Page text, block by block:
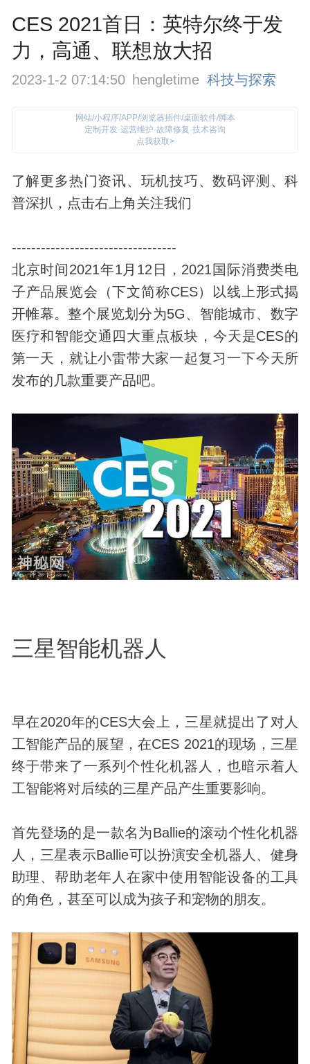
CES 2021首日：英特尔终于发
力，高通、联想放大招
2023-1-2 07:14:50 hengletime 科技与探索
网站/小程序/APP/浏览器插件/桌面软件/脚本
定制开发·运营维护·故障修复·技术咨询
点我获取>
了解更多热门资讯、玩机技巧、数码评测、科
普深扒，点击右上角关注我们
----------------------------------
北京时间2021年1月12日，2021国际消费类电
子产品展览会（下文简称CES）以线上形式揭
开帷幕。整个展览划分为5G、智能城市、数字
医疗和智能交通四大重点板块，今天是CES的
第一天，就让小雷带大家一起复习一下今天所
发布的几款重要产品吧。
三星智能机器人
早在2020年的CES大会上，三星就提出了对人
工智能产品的展望，在CES 2021的现场，三星
终于带来了一系列个性化机器人，也暗示着人
工智能将对后续的三星产品产生重要影响。
首先登场的是一款名为Ballie的滚动个性化机器
人，三星表示Ballie可以扮演安全机器人、健身
助理、帮助老年人在家中使用智能设备的工具
的角色，甚至可以成为孩子和宠物的朋友。